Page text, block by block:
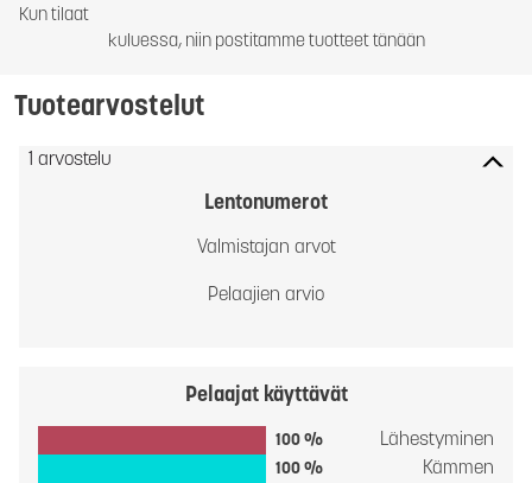
Kun tilaat
kuluessa, niin postitamme tuotteet tänään
Tuotearvostelut
1 arvostelu
Lentonumerot
Valmistajan arvot
Pelaajien arvio
Pelaajat käyttävät
100 % Lähestyminen
100 % Kämmen